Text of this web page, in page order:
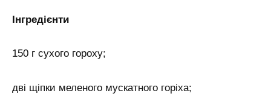
Інгредієнти
150 г сухого гороху;
дві щіпки меленого мускатного горіха;